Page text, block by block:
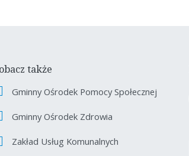
także
Gminny Ośrodek Pomocy Społecznej
Gminny Ośrodek Zdrowia
Zakład Usług Komunalnych